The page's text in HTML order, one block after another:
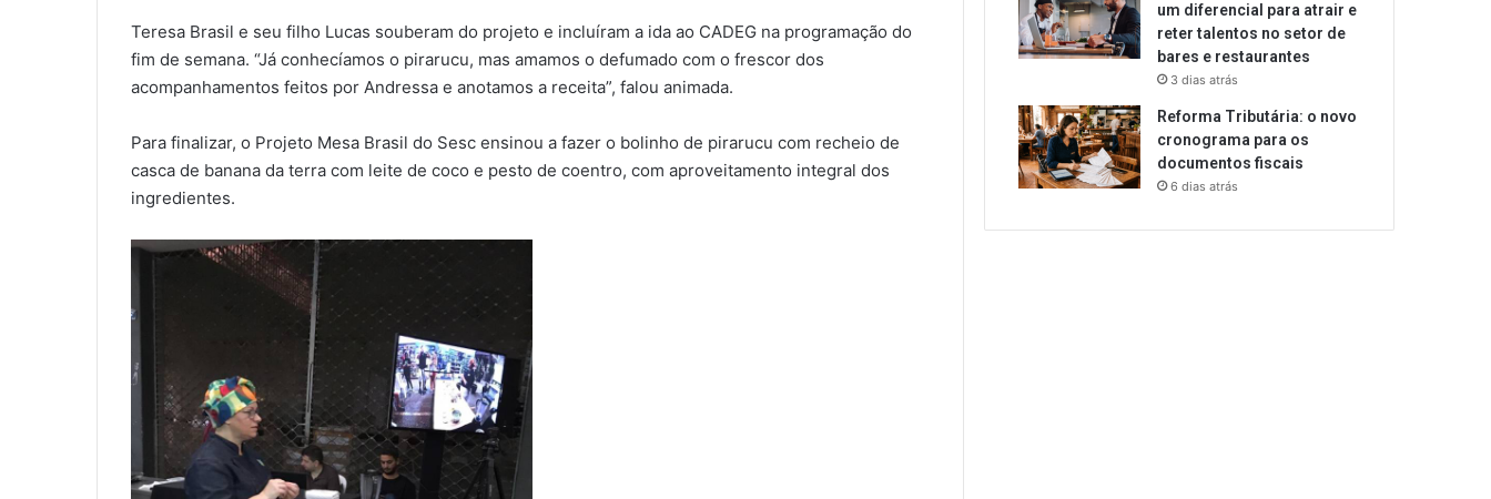
Teresa Brasil e seu filho Lucas souberam do projeto e incluíram a ida ao CADEG na programação do
fim de semana. “Já conhecíamos o pirarucu, mas amamos o defumado com o frescor dos
acompanhamentos feitos por Andressa e anotamos a receita”, falou animada.
Para finalizar, o Projeto Mesa Brasil do Sesc ensinou a fazer o bolinho de pirarucu com recheio de
casca de banana da terra com leite de coco e pesto de coentro, com aproveitamento integral dos
ingredientes.
um diferencial para atrair e
reter talentos no setor de
bares e restaurantes
3 dias atrás
Reforma Tributária: o novo
cronograma para os
documentos fiscais
6 dias atrás